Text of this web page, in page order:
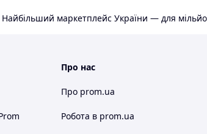
маркетплейс України — для
Про нас
Про prom.ua
Робота в prom.ua